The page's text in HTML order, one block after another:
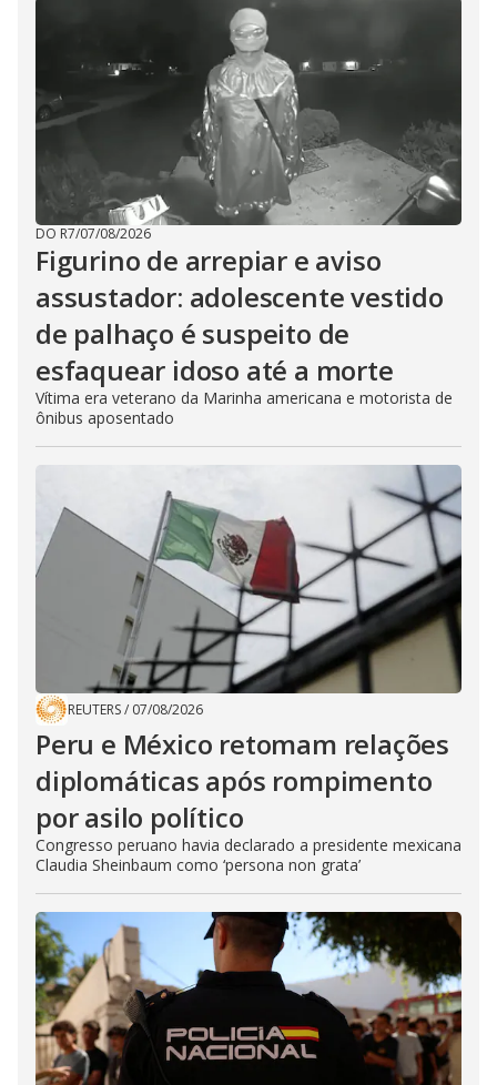
DO R7/07/08/2026
Figurino de arrepiar e aviso
assustador: adolescente vestido
de palhaço é suspeito de
esfaquear idoso até a morte
Vítima era veterano da Marinha americana e motorista de
ônibus aposentado
REUTERS/ 07/08/2026
Peru e México retomam relações
diplomáticas após rompimento
por asilo político
Congresso peruano havia declarado a presidente mexicana
Claudia Sheinbaum como ‘persona non grata’